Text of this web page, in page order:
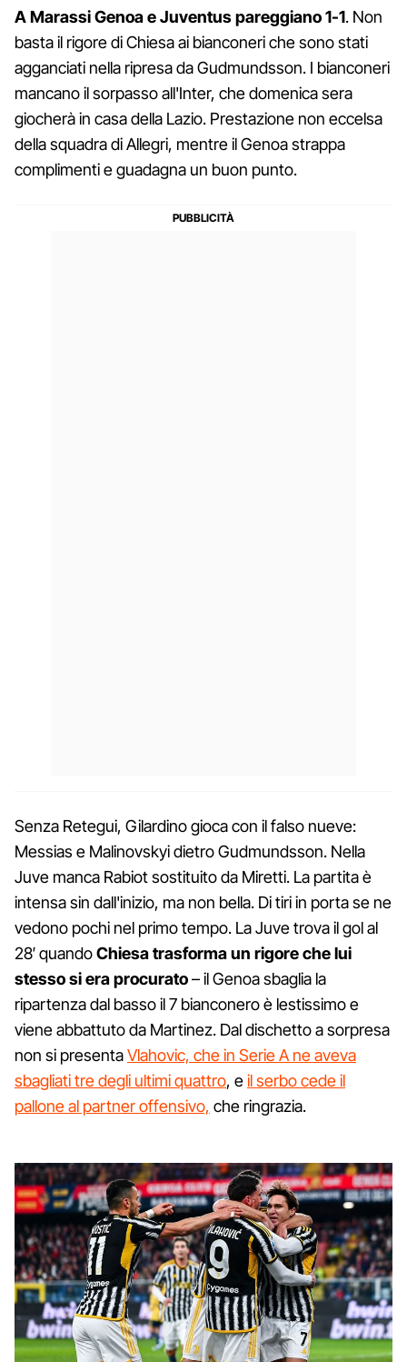
A Marassi Genoa e Juventus pareggiano 1-1. Non
basta il rigore di Chiesa ai bianconeri che sono stati
agganciati nella ripresa da Gudmundsson. I bianconeri
mancano il sorpasso all'Inter, che domenica sera
giocherà in casa della Lazio. Prestazione non eccelsa
della squadra di Allegri, mentre il Genoa strappa
complimenti e guadagna un buon punto.
Senza Retegui, Gilardino gioca con il falso nueve:
Messias e Malinovskyi dietro Gudmundsson. Nella
Juve manca Rabiot sostituito da Miretti. La partita è
intensa sin dall'inizio, ma non bella. Di tiri in porta se ne
vedono pochi nel primo tempo. La Juve trova il gol al
28′ quandoChiesa trasforma un rigore che lui
stesso si era procurato– il Genoa sbaglia la
ripartenza dal basso il 7 bianconero è lestissimo e
viene abbattuto da Martinez. Dal dischetto a sorpresa
non si presentaVlahovic, che in Serie A ne aveva
sbagliati tre degli ultimi quattro, eil serbo cede il
pallone al partner offensivo, che ringrazia.